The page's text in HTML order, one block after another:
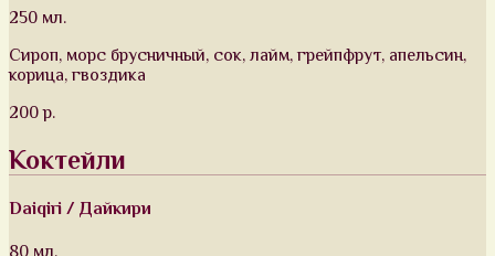
250 мл.
Сироп, морс брусничный, сок, лайм, грейпфрут, апельсин,
корица, гвоздика
200 р.
Коктейли
Daiqiri / Дайкири
80 мл.